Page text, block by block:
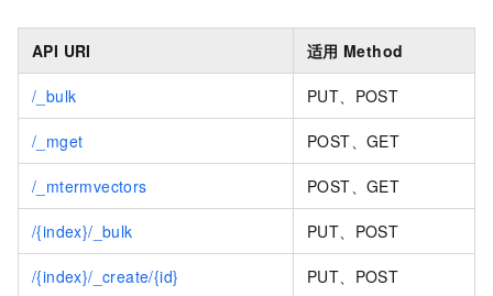
API URI 适用 Method
/_bulk PUT、POST
/_mget POST、GET
/_mtermvectors POST、GET
/{index}/_bulk PUT、POST
/{index}/_create/{id} PUT、POST